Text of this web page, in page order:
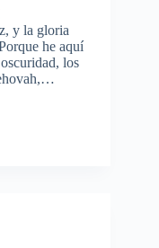
y la gloria
he aquí
los